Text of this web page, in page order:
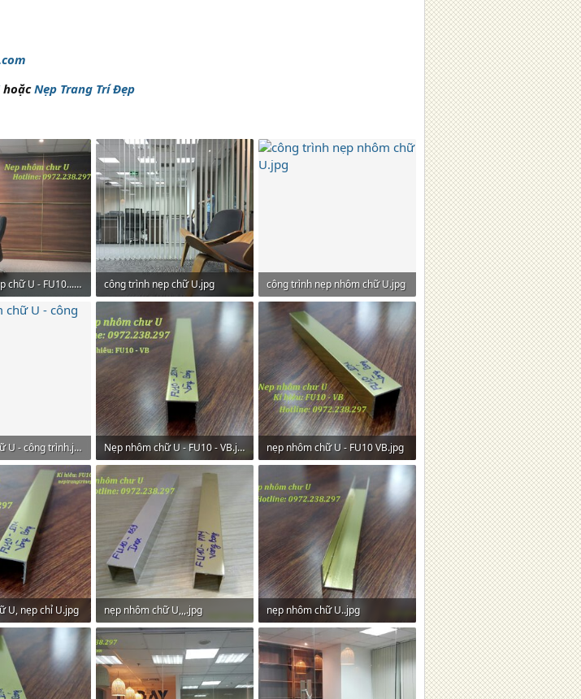
hoặcNẹp Trang Trí Đẹp
công trình nẹp chữ U - FU10...jpg
xem: 33
công trình nẹp chữ U.jpg
công trình nẹp nhôm chữ U.jpg
406,7 KB · Lượt xem: 33
nẹp nhôm chữ U - công trình.jpg
xem: 37
Nẹp nhôm chữ U - FU10 - VB.jpg
436,5 KB · Lượt xem: 28
nẹp nhôm chữ U - FU10 VB.jpg
380,9 KB · Lượt xem: 35
U, nẹp chỉ U.jpg
xem: 26
nẹp nhôm chữ U,,,.jpg
101,6 KB · Lượt xem: 29
nẹp nhôm chữ U..jpg
409,4 KB · Lượt xem: 28